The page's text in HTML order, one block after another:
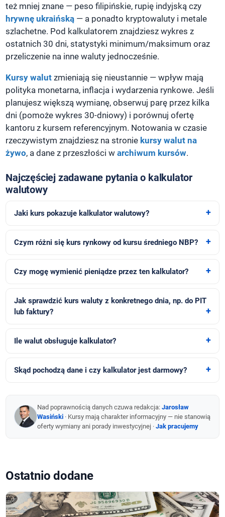
też mniej znane — peso filipińskie, rupię indyjską czy
hrywnę ukraińską — a ponadto kryptowaluty i metale
szlachetne. Pod kalkulatorem znajdziesz wykres z
ostatnich 30 dni, statystyki minimum/maksimum oraz
przeliczenie na inne waluty jednocześnie.
Kursy walut zmieniają się nieustannie — wpływ mają
polityka monetarna, inflacja i wydarzenia rynkowe. Jeśli
planujesz większą wymianę, obserwuj parę przez kilka
dni (pomoże wykres 30-dniowy) i porównuj ofertę
kantoru z kursem referencyjnym. Notowania w czasie
rzeczywistym znajdziesz na stronie kursy walut na
żywo, a dane z przeszłości warchiwum kursów.
Najczęściej zadawane pytania o kalkulator
walutowy
Jaki kurs pokazuje kalkulator walutowy?
Czym różni się kurs rynkowy od kursu średniego NBP?
Czy mogę wymienić pieniądze przez ten kalkulator?
Jak sprawdzić kurs waluty z konkretnego dnia, np. do PIT
lub faktury?
Ile walut obsługuje kalkulator?
Skąd pochodzą dane i czy kalkulator jest darmowy?
Nad poprawnością danych czuwa redakcja:Jarosław
Wasiński · Kursy mają charakter informacyjny — nie stanowią
oferty wymiany ani porady inwestycyjnej ·Jak pracujemy
Ostatnio dodane